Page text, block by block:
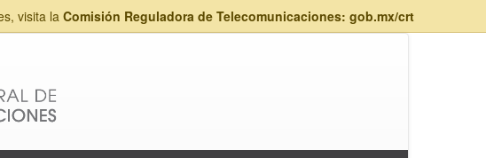
visita la Comisión Reguladora de Telecomunicaciones: gob.mx/crt